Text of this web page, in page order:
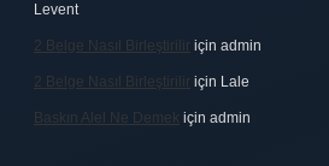
Levent
2 Belge Nasıl Birleştirilir için admin
2 Belge Nasıl Birleştirilir için Lale
Baskın Alel Ne Demek için admin